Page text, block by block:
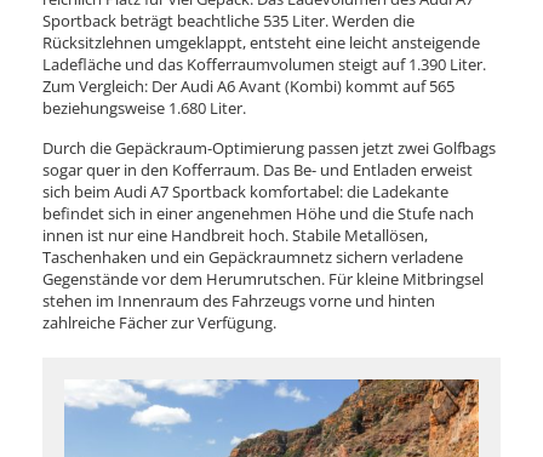
Sportback beträgt beachtliche 535 Liter. Werden die
Rücksitzlehnen umgeklappt, entsteht eine leicht ansteigende
Ladefläche und das Kofferraumvolumen steigt auf 1.390 Liter.
Zum Vergleich: Der Audi A6 Avant (Kombi) kommt auf 565
beziehungsweise 1.680 Liter.
Durch die Gepäckraum-Optimierung passen jetzt zwei Golfbags
sogar quer in den Kofferraum. Das Be- und Entladen erweist
sich beim Audi A7 Sportback komfortabel: die Ladekante
befindet sich in einer angenehmen Höhe und die Stufe nach
innen ist nur eine Handbreit hoch. Stabile Metallösen,
Taschenhaken und ein Gepäckraumnetz sichern verladene
Gegenstände vor dem Herumrutschen. Für kleine Mitbringsel
stehen im Innenraum des Fahrzeugs vorne und hinten
zahlreiche Fächer zur Verfügung.